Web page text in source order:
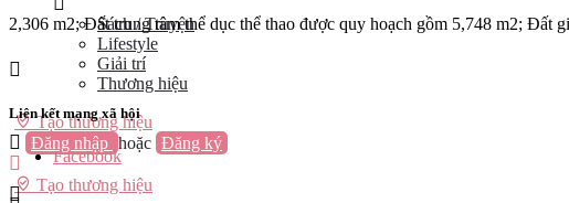
Sách / Truyện
Lifestyle
Giải trí
Thương hiệu
Tạo thương hiệu
Đăng nhập hoặc Đăng ký
Tạo thương hiệu
2,306 m2; Đất trung tâm thể dục thể thao được quy hoạch gồm 5,748 m2; Đất
Liên kết mạng xã hội
Facebook